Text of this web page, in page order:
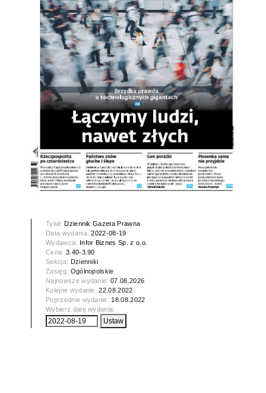
Tytuł:Dziennik Gazeta Prawna
Data wydania:2022-08-19
Wydawca: Infor Biznes Sp. z o.o.
Cena: 3.40-3.90
Sekcja: Dzienniki
Zasięg: Ogólnopolskie
Najnowsze wydanie:07.08.2026
Kolejne wydanie:22.08.2022
Poprzednie wydanie: 18.08.2022
Wybierz datę wydania: